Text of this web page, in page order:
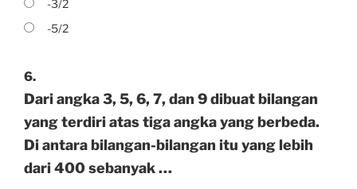
-3/2
-5/2
6.
Dari angka 3, 5, 6, 7, dan 9 dibuat bilangan
yang terdiri atas tiga angka yang berbeda.
Di antara bilangan-bilangan itu yang lebih
dari 400 sebanyak …